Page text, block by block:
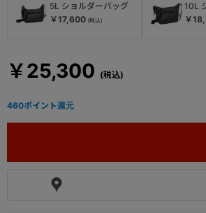
￥25,300
5L ショルダーバッグ
￥17,600
10L
￥
460ポイント還元